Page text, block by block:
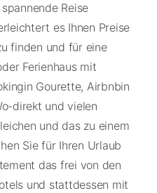
Reise
es Ihnen Preise
finden und für eine
Ferienhaus mit
Gourette, Airbnbin
direkt und vielen
und das zu einem
Sie für Ihren Urlaub
das frei von den
und stattdessen mit